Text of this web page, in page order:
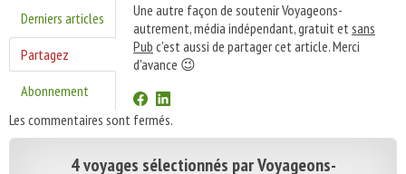
Derniers articles
Partagez
Abonnement
Une autre façon de soutenir Voyageons-
autrement, média indépendant, gratuit etsans
Pub c'est aussi de partager cet article. Merci
d'avance 😉
Les commentaires sont fermés.
4 voyages sélectionnés par Voyageons-